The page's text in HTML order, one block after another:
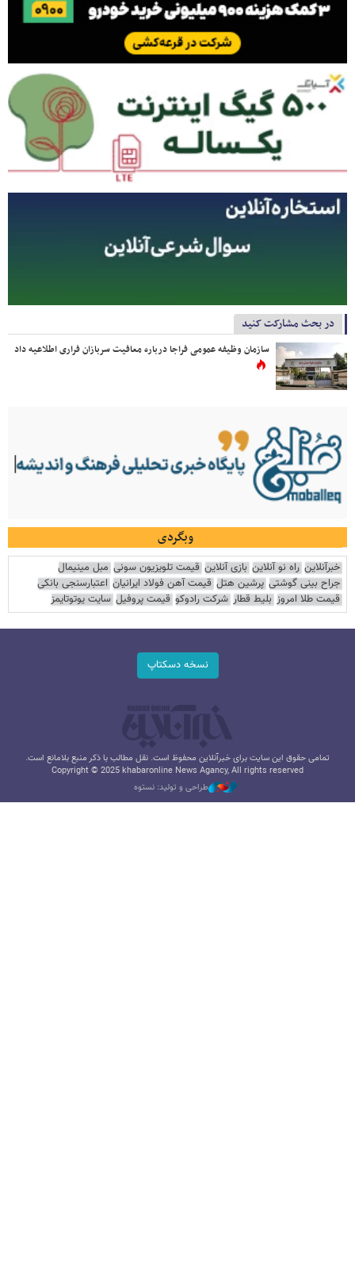
در بحث مشارکت کنید
سازمان وظیفه عمومی فراجا درباره معافیت سربازان فراری اطلاعیه داد
وبگردی
خبرآنلاین راه نو آنلاین بازی آنلاین قیمت تلویزیون سونی مبل مینیمال
جراح بینی گوشتی پرشین هتل قیمت آهن فولاد ایرانیان اعتبارسنجی بانکی
قیمت طلا امروز بلیط قطار شرکت رادوکو قیمت پروفیل سایت یوتوتایمز
نسخه دسکتاپ
تمامی حقوق این سایت برای خبرآنلاین محفوظ است. نقل مطالب با ذکر منبع بلامانع است.
Copyright © 2025 khabaronline News Agancy, All rights reserved
طراحی و تولید: نستوه